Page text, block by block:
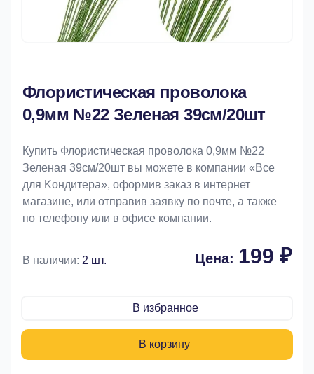
Флористическая проволока
0,9мм №22 Зеленая 39см/20шт
Купить Флористическая проволока 0,9мм №22
Зеленая 39см/20шт вы можете в компании «Bce
для Koндитeрa», оформив заказ в интернет
магазине, или отправив заявку по почте, а также
по телефону или в офисе компании.
В наличии: 2 шт. Цена: 199 ₽
В избранное
В корзину